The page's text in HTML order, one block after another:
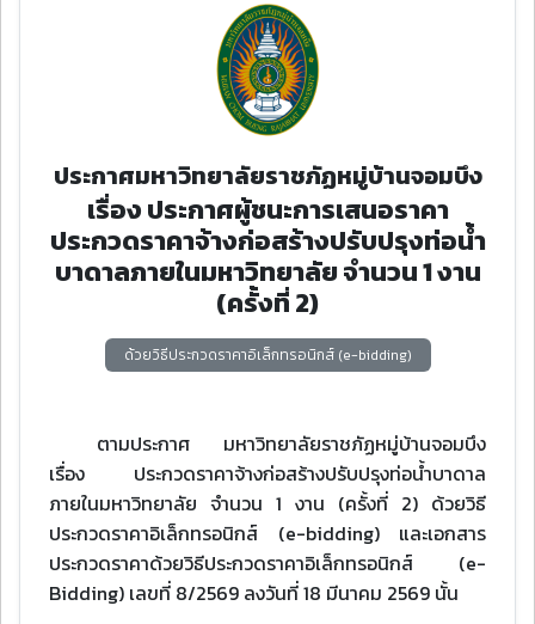
ประกาศมหาวิทยาลัยราชภัฏหมู่บ้านจอมบึง
เรื่อง ประกาศผู้ชนะการเสนอราคา
ประกวดราคาจ้างก่อสร้างปรับปรุงท่อน้ำ
บาดาลภายในมหาวิทยาลัย จํานวน 1 งาน
(ครั้งที่ 2)
ด้วยวิธีประกวดราคาอิเล็กทรอนิกส์ (e-bidding)
ตามประกาศ มหาวิทยาลัยราชภัฏหมู่บ้านจอมบึง
เรื่อง ประกวดราคาจ้างก่อสร้างปรับปรุงท่อน้ำบาดาล
ภายในมหาวิทยาลัย จํานวน 1 งาน (ครั้งที่ 2) ด้วยวิธี
ประกวดราคาอิเล็กทรอนิกส์ (e-bidding) และเอกสาร
ประกวดราคาด้วยวิธีประกวดราคาอิเล็กทรอนิกส์ (e-
Bidding) เลขที่ 8/2569 ลงวันที่ 18 มีนาคม 2569 นั้น